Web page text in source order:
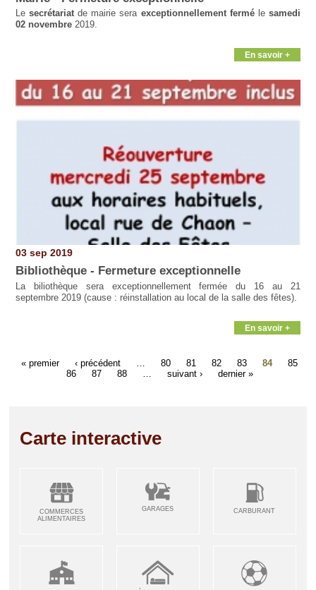
Lesecrétariat de mairie sera exceptionnellement fermélesamedi
02 novembre2019.
En savoir +
03 sep 2019
Bibliothèque - Fermeture exceptionnelle
La biliothèque sera exceptionnellement fermée du 16 au 21
septembre 2019 (cause : réinstallation au local de la salle des fêtes).
En savoir +
« premier ‹ précédent 80 81 82 83 84
85
86
87 88 suivant › dernier »
Carte interactive
COMMERCES
ALIMENTAIRES
GARAGES CARBURANT